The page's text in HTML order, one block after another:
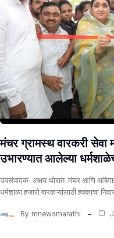
मंचर ग्रामस्थ वारकरी सेवा
उभारण्यात आलेल्या
उपसंपादक- अक्षय थोरात मंचर आणि
धर्मशाळा हजारो वारकऱ्यांसाठी हक्काचा
By mnewsmarathi